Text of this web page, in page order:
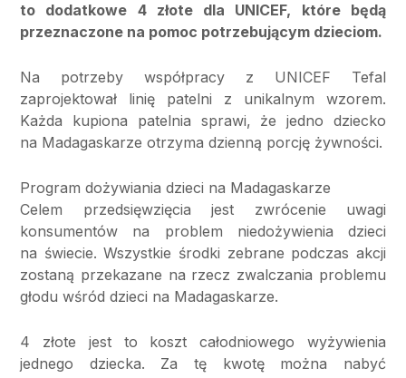
to dodatkowe 4 złote dla UNICEF, które będą
przeznaczone na pomoc potrzebującym dzieciom.
Na potrzeby współpracy z UNICEF Tefal
zaprojektował linię patelni z unikalnym wzorem.
Każda kupiona patelnia sprawi, że jedno dziecko
na Madagaskarze otrzyma dzienną porcję żywności.
Program dożywiania dzieci na Madagaskarze
Celem przedsięwzięcia jest zwrócenie uwagi
konsumentów na problem niedożywienia dzieci
na świecie. Wszystkie środki zebrane podczas akcji
zostaną przekazane na rzecz zwalczania problemu
głodu wśród dzieci na Madagaskarze.
4 złote jest to koszt całodniowego wyżywienia
jednego dziecka. Za tę kwotę można nabyć